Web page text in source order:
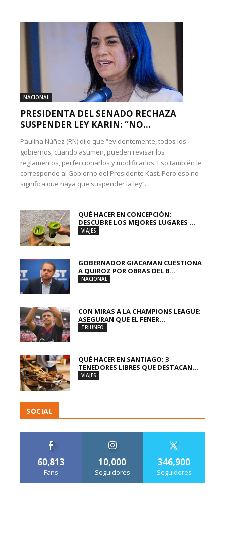
NACIONAL
PRESIDENTA DEL SENADO RECHAZA
SUSPENDER LEY KARIN: “NO...
Paulina Núñez (RN) dijo que “evidentemente, todos los
gobiernos, cuando asumen, pueden revisar los
reglamentos, perfeccionarlos y modificarlos. Eso también le
corresponde al Gobierno del Presidente Kast. Pero eso no
significa que haya que suspender la ley”.
QUÉ HACER EN CONCEPCIÓN:
DESCUBRE LOS MEJORES LUGARES ...
VIAJES
GOBERNADOR GIACAMAN CUESTIONA
A QUIROZ POR OBRAS DEL B...
NACIONAL
CON MIRAS A LA CHAMPIONS LEAGUE:
ASEGURAN QUE EL FENER...
TRIUNFO
QUÉ HACER EN SANTIAGO: 3
TENEDORES LIBRES QUE DESTACAN...
VIAJES
SOCIAL
60,813
Fans
10,000
Seguidores
346,900
Seguidores